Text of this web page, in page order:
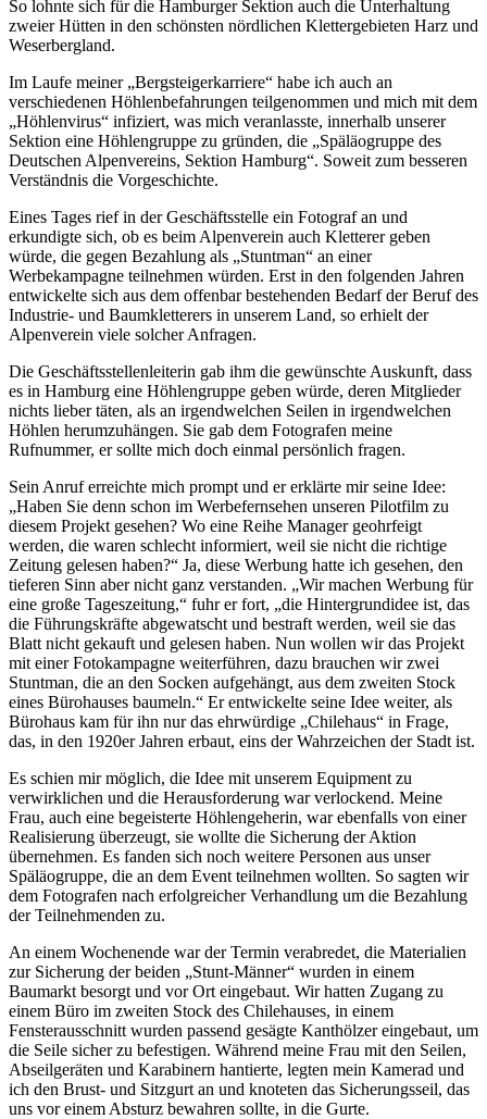
So lohnte sich für die Hamburger Sektion auch die Unterhaltung
zweier Hütten in den schönsten nördlichen Klettergebieten Harz und
Weserbergland.
Im Laufe meiner Bergsteigerkarriere
habe ich auch an
verschiedenen Höhlenbefahrungen teilgenommen und mich mit dem
Höhlenvirus
infiziert, was mich veranlasste, innerhalb unserer
Sektion eine Höhlengruppe zu gründen, die
Späläogruppe des
Deutschen Alpenvereins, Sektion Hamburg . Soweit zum besseren
Verständnis die Vorgeschichte.
Eines Tages rief in der Geschäftsstelle ein Fotograf an und
erkundigte sich, ob es beim Alpenverein auch Kletterer geben
würde, die gegen Bezahlung als
Stuntman
an einer
Werbekampagne teilnehmen würden. Erst in den folgenden Jahren
entwickelte sich aus dem offenbar bestehenden Bedarf der Beruf des
Industrie- und Baumkletterers in unserem Land, so erhielt der
Alpenverein viele solcher Anfragen.
Die Geschäftsstellenleiterin gab ihm die gewünschte Auskunft, dass
es in Hamburg eine Höhlengruppe geben würde, deren Mitglieder
nichts lieber täten, als an irgendwelchen Seilen in irgendwelchen
Höhlen herumzuhängen. Sie gab dem Fotografen meine
Rufnummer, er sollte mich doch einmal persönlich fragen.
Sein Anruf erreichte mich prompt und er erklärte mir seine Idee:
Haben Sie denn schon im Werbefernsehen unseren Pilotfilm zu
diesem Projekt gesehen? Wo eine Reihe Manager geohrfeigt
werden, die waren schlecht informiert, weil sie nicht die richtige
Zeitung gelesen haben?
Ja, diese Werbung hatte ich gesehen, den
tieferen Sinn aber nicht ganz verstanden.
Wir machen Werbung für
eine große Tageszeitung,
fuhr er fort,
die Hintergrundidee ist, das
die Führungskräfte abgewatscht und bestraft werden, weil sie das
Blatt nicht gekauft und gelesen haben. Nun wollen wir das Projekt
mit einer Fotokampagne weiterführen, dazu brauchen wir zwei
Stuntman, die an den Socken aufgehängt, aus dem zweiten Stock
eines Bürohauses baumeln.
Er entwickelte seine Idee weiter, als
Bürohaus kam für ihn nur das ehrwürdige
Chilehaus
in Frage,
das, in den 1920er Jahren erbaut, eins der Wahrzeichen der Stadt ist.
Es schien mir möglich, die Idee mit unserem Equipment zu
verwirklichen und die Herausforderung war verlockend. Meine
Frau, auch eine begeisterte Höhlengeherin, war ebenfalls von einer
Realisierung überzeugt, sie wollte die Sicherung der Aktion
übernehmen. Es fanden sich noch weitere Personen aus unser
Späläogruppe, die an dem Event teilnehmen wollten. So sagten wir
dem Fotografen nach erfolgreicher Verhandlung um die Bezahlung
der Teilnehmenden zu.
An einem Wochenende war der Termin verabredet, die Materialien
zur Sicherung der beiden
Stunt-Männer
wurden in einem
Baumarkt besorgt und vor Ort eingebaut. Wir hatten Zugang zu
einem Büro im zweiten Stock des Chilehauses, in einem
Fensterausschnitt wurden passend gesägte Kanthölzer eingebaut, um
die Seile sicher zu befestigen. Während meine Frau mit den Seilen,
Abseilgeräten und Karabinern hantierte, legten mein Kamerad und
ich den Brust- und Sitzgurt an und knoteten das Sicherungsseil, das
uns vor einem Absturz bewahren sollte, in die Gurte.